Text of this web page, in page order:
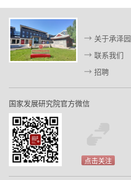
关于承泽园
联系我们
招聘
国家发展研究院官方微信
点击关注